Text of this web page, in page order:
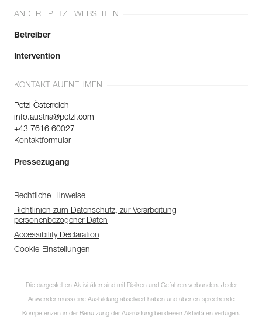
ANDERE PETZL WEBSEITEN
Betreiber
Intervention
KONTAKT AUFNEHMEN
Petzl Österreich
info.austria@petzl.com
+43 7616 60027
Kontaktformular
Pressezugang
Rechtliche Hinweise
Richtlinien zum Datenschutz, zur Verarbeitung
personenbezogener Daten
Accessibility Declaration
Cookie-Einstellungen
Die dargestellten Aktivitäten sind mit Risiken und Gefahren verbunden. Jeder
Anwender muss eine Ausbildung absolviert haben und über entsprechende
Kompetenzen in der Benutzung der Ausrüstung bei diesen Aktivitäten verfügen.